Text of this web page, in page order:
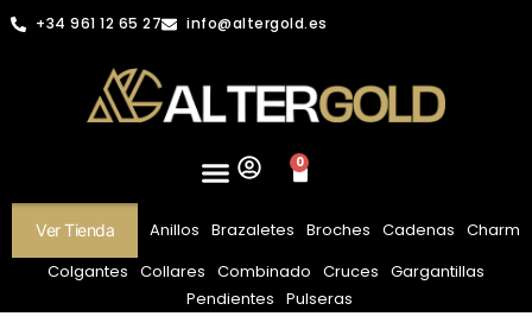
+34 961 12 65 27 info@altergold.es
0
Ver Tienda Anillos Brazaletes Broches Cadenas Charm
Colgantes Collares Combinado Cruces Gargantillas
Pendientes Pulseras